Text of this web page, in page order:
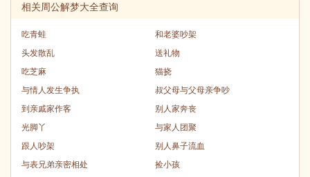
相关周公解梦大全查询
吃青蛙
和老婆吵架
头发散乱
送礼物
吃芝麻
猫挠
与情人发生争执
叔父母与父母亲争吵
到亲戚家作客
别人家奔丧
光脚丫
与家人团聚
跟人吵架
别人鼻子流血
与表兄弟亲密相处
捡小孩